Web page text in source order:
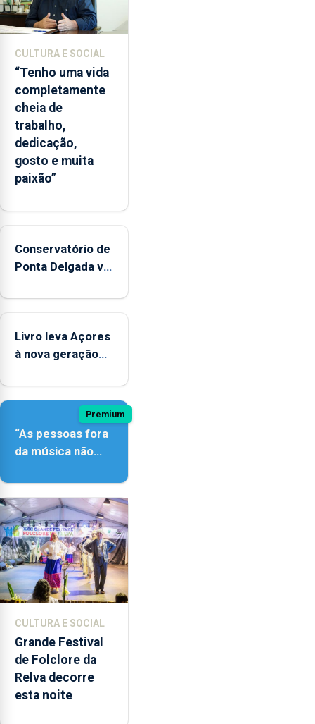
e
2026.
ilha
das
Flores
apresenta
um
“decréscimo
significativo”
da
entre
e
2025
CULTURA E SOCIAL
“Tenho uma vida
completamente
cheia de
trabalho,
dedicação,
gosto e muita
paixão”
Conservatório de
Ponta Delgada vai
novos
Livro leva Açores
à nova geração
Premium
“As pessoas fora
da música não
quão difícil é
produzir uma
música”
CULTURA E SOCIAL
Grande Festival
de Folclore da
Relva decorre
esta noite